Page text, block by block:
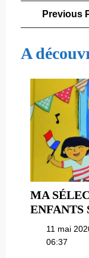
Navigation
de
l’article
Previous
A
MA
ENFANTS
11 mai
06:37